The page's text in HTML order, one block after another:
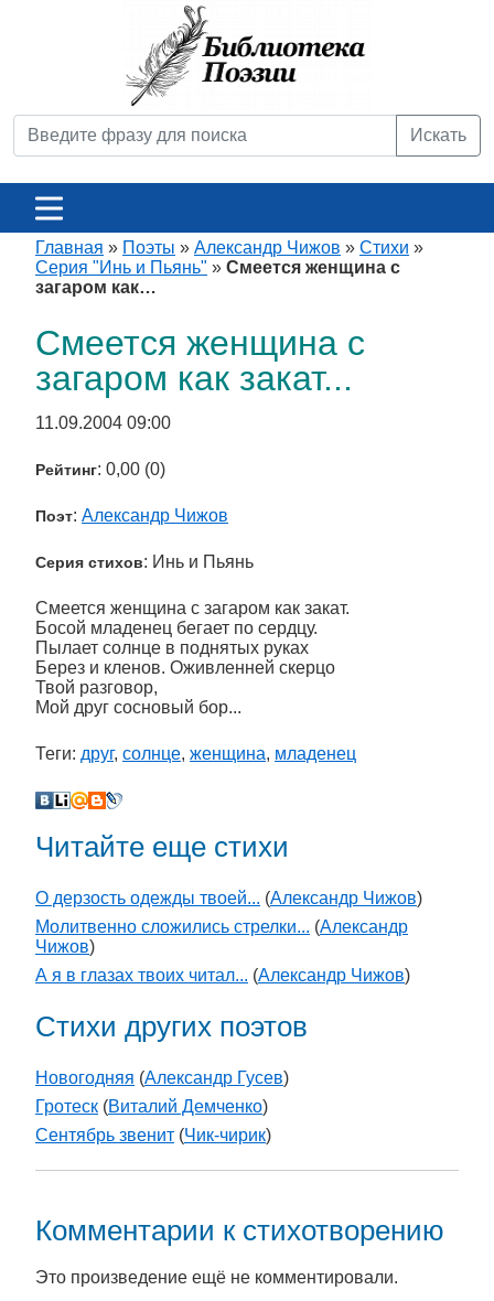
Искать
Главная » Поэты » Александр Чижов » Стихи »
Серия "Инь и Пьянь" » Смеется женщина с
загаром как…
Смеется женщина с
загаром как закат...
11.09.2004 09:00
Рейтинг: 0,00 (0)
Поэт: Александр Чижов
Серия стихов: Инь и Пьянь
Смеется женщина с загаром как закат.
Босой младенец бегает по сердцу.
Пылает солнце в поднятых руках
Берез и кленов. Оживленней скерцо
Твой разговор,
Мой друг сосновый бор...
Теги: друг, солнце, женщина, младенец
Читайте еще стихи
О дерзость одежды твоей... (Александр Чижов)
Молитвенно сложились стрелки... (Александр
Чижов)
А я в глазах твоих читал... (Александр Чижов)
Стихи других поэтов
Новогодняя (Александр Гусев)
Гротеск (Виталий Демченко)
Сентябрь звенит (Чик-чирик)
Комментарии к стихотворению
Это произведение ещё не комментировали.